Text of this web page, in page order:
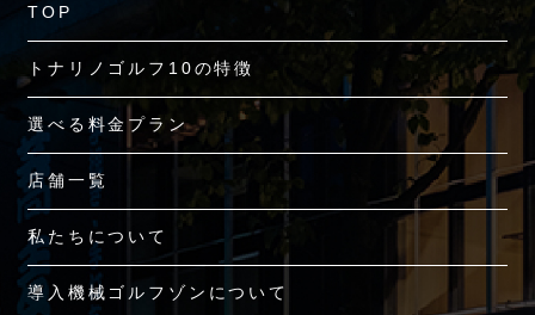
TOP
トナリノゴルフ10の特徴
選べる料金プラン
店舗一覧
私たちについて
導入機械ゴルフゾンについて